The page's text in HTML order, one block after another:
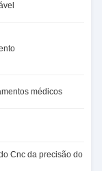
médicos
Cnc da precisão do